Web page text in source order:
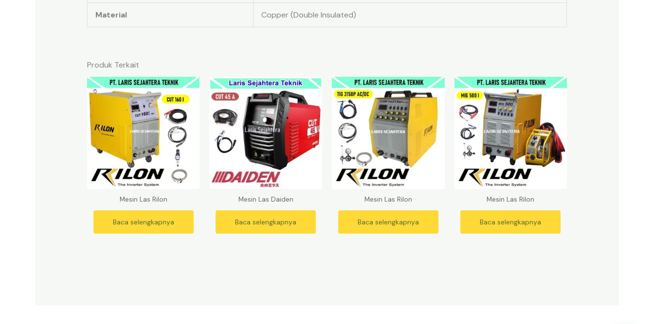
Material Copper (Double Insulated)
Produk Terkait
Mesin Las Rilon
Baca selengkapnya
Mesin Las Daiden
Baca selengkapnya
Mesin Las Rilon
Baca selengkapnya
Mesin Las Rilon
Baca selengkapnya